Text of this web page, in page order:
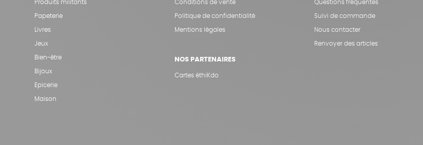
Produits militants
Papeterie
Livres
Jeux
Bien-être
Bijoux
Epicerie
Maison
Conditions de vente
Politique de confidentialité
Mentions légales
NOS PARTENAIRES
Cartes éthiKdo
Questions fréquentes
Suivi de commande
Nous contacter
Renvoyer des articles